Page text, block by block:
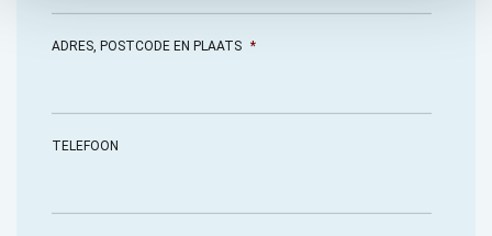
ADRES, POSTCODE EN PLAATS *
TELEFOON